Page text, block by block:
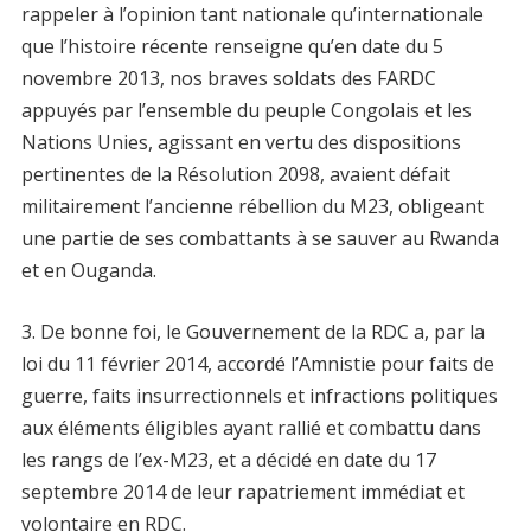
rappeler à l’opinion tant nationale qu’internationale
que l’histoire récente renseigne qu’en date du 5
novembre 2013, nos braves soldats des FARDC
appuyés par l’ensemble du peuple Congolais et les
Nations Unies, agissant en vertu des dispositions
pertinentes de la Résolution 2098, avaient défait
militairement l’ancienne rébellion du M23, obligeant
une partie de ses combattants à se sauver au Rwanda
et en Ouganda.
3. De bonne foi, le Gouvernement de la RDC a, par la
loi du 11 février 2014, accordé l’Amnistie pour faits de
guerre, faits insurrectionnels et infractions politiques
aux éléments éligibles ayant rallié et combattu dans
les rangs de l’ex-M23, et a décidé en date du 17
septembre 2014 de leur rapatriement immédiat et
volontaire en RDC.